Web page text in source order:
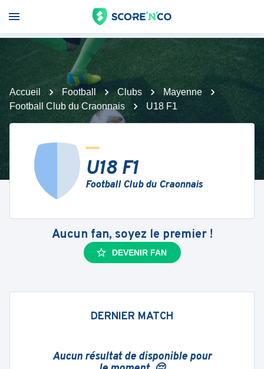
Accueil Football Clubs
Mayenne
Football Club du Craonnais
U18 F1
U18 F1
Football Club du Craonnais
Aucun fan, soyez le premier !
DEVENIR FAN
DERNIER MATCH
Aucun résultat de disponible pour